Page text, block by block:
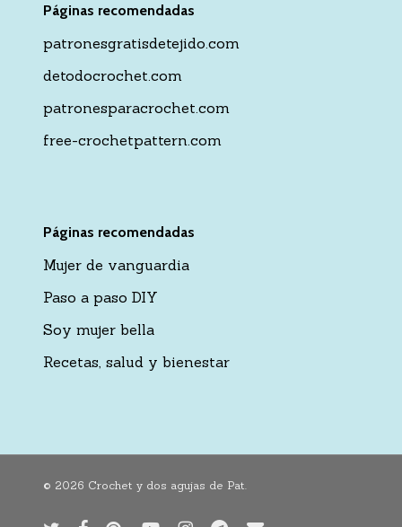
Páginas recomendadas
patronesgratisdetejido.com
detodocrochet.com
patronesparacrochet.com
free-crochetpattern.com
Páginas recomendadas
Mujer de vanguardia
Paso a paso DIY
Soy mujer bella
Recetas, salud y bienestar
© 2026 Crochet y dos agujas de Pat.